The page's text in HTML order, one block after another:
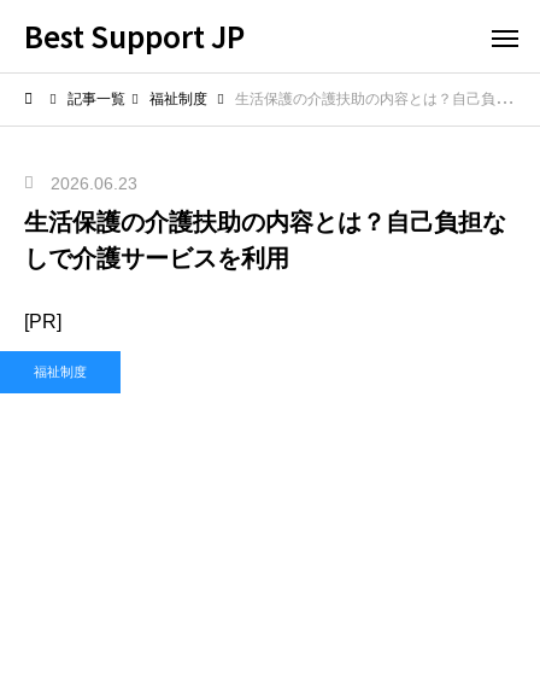
Best Support JP
記事一覧 福祉制度 生活保護の介護扶助の内容とは？自己負担なしで介護サービスを利用
2026.06.23
生活保護の介護扶助の内容とは？自己負担な
しで介護サービスを利用
[PR]
福祉制度